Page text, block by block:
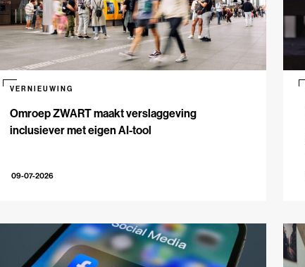
Omroep ZWART maakt verslaggeving
inclusiever met eigen AI-tool
VERNIEUWING
09-07-2026